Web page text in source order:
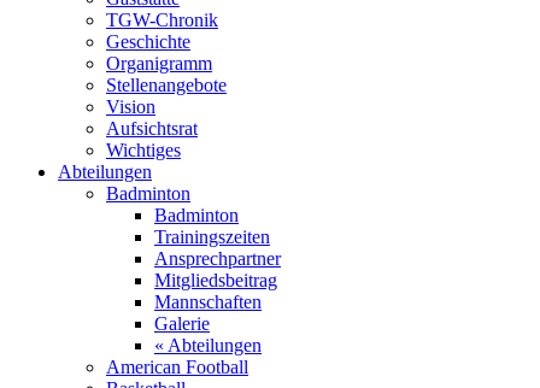
TGW-Chronik
Geschichte
Organigramm
Stellenangebote
Vision
Aufsichtsrat
Wichtiges
Abteilungen
Badminton
Badminton
Trainingszeiten
Ansprechpartner
Mitgliedsbeitrag
Mannschaften
Galerie
« Abteilungen
American Football